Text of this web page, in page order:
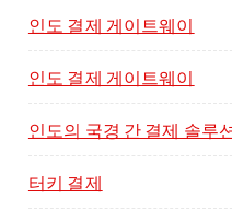
인도 결제 게이트웨이
인도 결제 게이트웨이
인도의 국경 간 결제 솔루
터키 결제